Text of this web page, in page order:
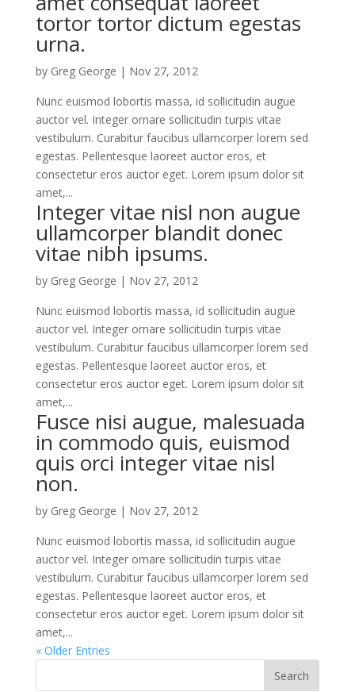
tortor tortor dictum egestas
urna.
by Greg George | Nov 27, 2012
Nunc euismod lobortis massa, id sollicitudin augue
auctor vel. Integer ornare sollicitudin turpis vitae
vestibulum. Curabitur faucibus ullamcorper lorem sed
egestas. Pellentesque laoreet auctor eros, et
consectetur eros auctor eget. Lorem ipsum dolor sit
amet,...
Integer vitae nisl non augue
ullamcorper blandit donec
vitae nibh ipsums.
by Greg George | Nov 27, 2012
Nunc euismod lobortis massa, id sollicitudin augue
auctor vel. Integer ornare sollicitudin turpis vitae
vestibulum. Curabitur faucibus ullamcorper lorem sed
egestas. Pellentesque laoreet auctor eros, et
consectetur eros auctor eget. Lorem ipsum dolor sit
amet,...
Fusce nisi augue, malesuada
in commodo quis, euismod
quis orci integer vitae nisl
non.
by Greg George | Nov 27, 2012
Nunc euismod lobortis massa, id sollicitudin augue
auctor vel. Integer ornare sollicitudin turpis vitae
vestibulum. Curabitur faucibus ullamcorper lorem sed
egestas. Pellentesque laoreet auctor eros, et
consectetur eros auctor eget. Lorem ipsum dolor sit
amet,...
« Older Entries